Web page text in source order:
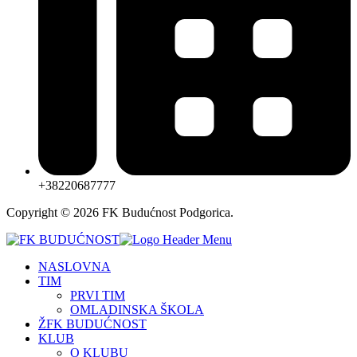
+38220687777
Copyright © 2026 FK Budućnost Podgorica.
NASLOVNA
TIM
PRVI TIM
OMLADINSKA ŠKOLA
ŽFK BUDUĆNOST
KLUB
O KLUBU